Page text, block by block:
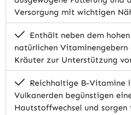
Versorgung mit wichtigen
Enthält neben dem
natürlichen Vitaminengebern
Kräuter zur Unterstützung
Reichhaltige B-Vitamine
Vulkanerden begünstigen
Hautstoffwechsel und